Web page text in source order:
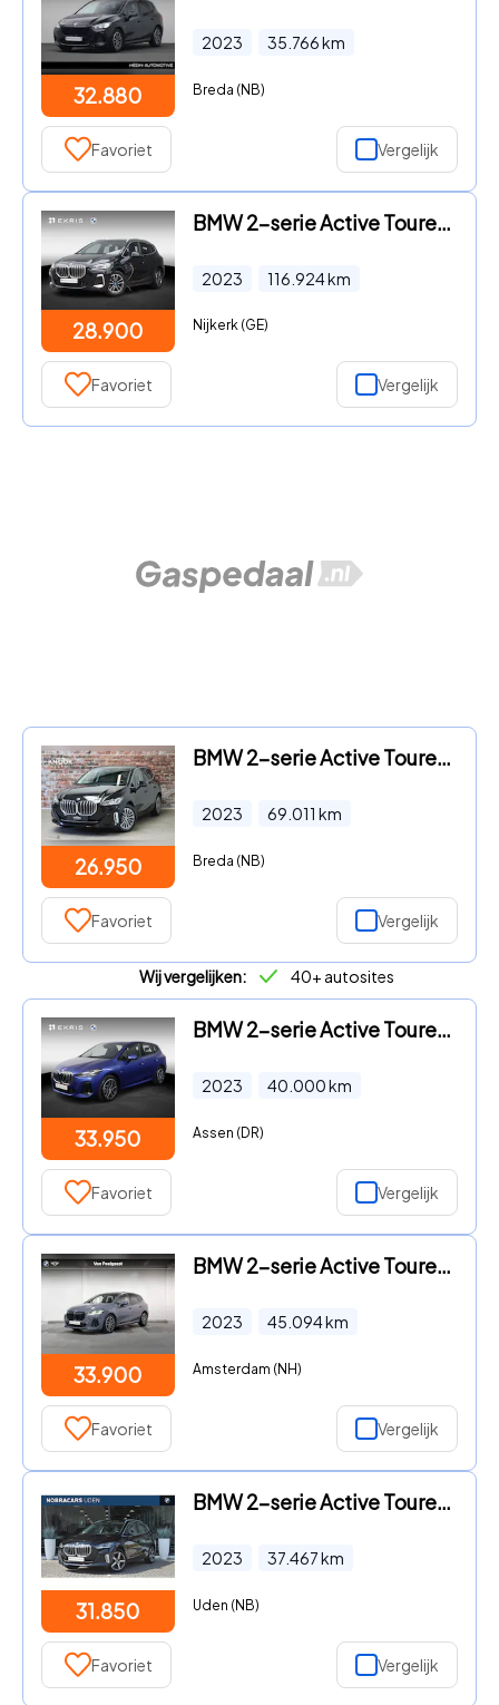
32.880
2023 35.766km
Breda (NB)
Favoriet Vergelijk
28.900
BMW 2-serie Active Tourer - 225e xDrive | M Sportpakket | Innovation Pack | Driving Assi
2023 116.924km
Nijkerk (GE)
Favoriet Vergelijk
26.950
BMW 2-serie Active Tourer - 218i Executive Luxury Line Automaat / Widescreen Display / N
2023 69.011 km
Breda (NB)
Favoriet Vergelijk
Wij vergelijken: 40+ autosites
33.950
BMW 2-serie Active Tourer - 230e xDrive | SOH 97% | M Sportpakket | Head-Up Display | Pa
2023 40.000km
Assen (DR)
Favoriet Vergelijk
33.900
BMW 2-serie Active Tourer - 218i | M-Sport | Comfort Access | Panoramadak | Stoelverwarm
2023 45.094km
Amsterdam (NH)
Favoriet Vergelijk
31.850
BMW 2-serie Active Tourer - 218i Automaat / Trekhaak / Panoramadak / Sportstoelen / Comf
2023 37.467km
Uden (NB)
Favoriet Vergelijk